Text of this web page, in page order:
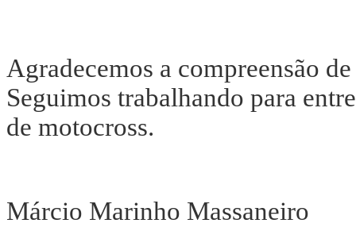
Agradecemos a compreensão
Seguimos trabalhando para
de motocross.
Márcio Marinho Massaneiro